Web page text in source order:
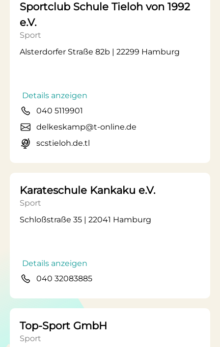
Sportclub Schule Tieloh von 1992
e.V.
Sport
Alsterdorfer Straße 82b | 22299 Hamburg
Details anzeigen
040 5119901
delkeskamp@t-online.de
scstieloh.de.tl
Karateschule Kankaku e.V.
Sport
Schloßstraße 35 | 22041 Hamburg
Details anzeigen
040 32083885
Top-Sport GmbH
Sport